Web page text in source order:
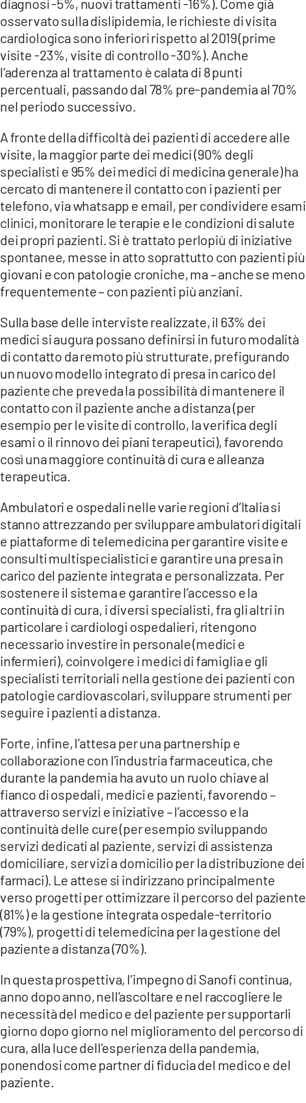
osservato sulla dislipidemia, le richieste di visita
cardiologica sono inferiori rispetto al 2019 (prime
visite -23%, visite di controllo -30%). Anche
l’aderenza al trattamento è calata di 8 punti
percentuali, passando dal 78% pre-pandemia al 70%
nel periodo successivo.
A fronte della difficoltà dei pazienti di accedere alle
visite, la maggior parte dei medici (90% degli
specialisti e 95% dei medici di medicina generale) ha
cercato di mantenere il contatto con i pazienti per
telefono, via whatsapp e email, per condividere esami
clinici, monitorare le terapie e le condizioni di salute
dei propri pazienti. Si è trattato perlopiù di iniziative
spontanee, messe in atto soprattutto con pazienti più
giovani e con patologie croniche, ma – anche se meno
frequentemente – con pazienti più anziani.
Sulla base delle interviste realizzate, il 63% dei
medici si augura possano definirsi in futuro modalità
di contatto da remoto più strutturate, prefigurando
un nuovo modello integrato di presa in carico del
paziente che preveda la possibilità di mantenere il
contatto con il paziente anche a distanza (per
esempio per le visite di controllo, la verifica degli
esami o il rinnovo dei piani terapeutici), favorendo
così una maggiore continuità di cura e alleanza
terapeutica.
Ambulatori e ospedali nelle varie regioni d’Italia si
stanno attrezzando per sviluppare ambulatori digitali
e piattaforme di telemedicina per garantire visite e
consulti multispecialistici e garantire una presa in
carico del paziente integrata e personalizzata. Per
sostenere il sistema e garantire l’accesso e la
continuità di cura, i diversi specialisti, fra gli altri in
particolare i cardiologi ospedalieri, ritengono
necessario investire in personale (medici e
infermieri), coinvolgere i medici di famiglia e gli
specialisti territoriali nella gestione dei pazienti con
patologie cardiovascolari, sviluppare strumenti per
seguire i pazienti a distanza.
Forte, infine, l’attesa per una partnership e
collaborazione con l’industria farmaceutica, che
durante la pandemia ha avuto un ruolo chiave al
fianco di ospedali, medici e pazienti, favorendo –
attraverso servizi e iniziative – l’accesso e la
continuità delle cure (per esempio sviluppando
servizi dedicati al paziente, servizi di assistenza
domiciliare, servizi a domicilio per la distribuzione dei
farmaci). Le attese si indirizzano principalmente
verso progetti per ottimizzare il percorso del paziente
(81%) e la gestione integrata ospedale-territorio
(79%), progetti di telemedicina per la gestione del
paziente a distanza (70%).
In questa prospettiva, l’impegno di Sanofi continua,
anno dopo anno, nell’ascoltare e nel raccogliere le
necessità del medico e del paziente per supportarli
giorno dopo giorno nel miglioramento del percorso di
cura, alla luce dell’esperienza della pandemia,
ponendosi come partner di fiducia del medico e del
paziente.